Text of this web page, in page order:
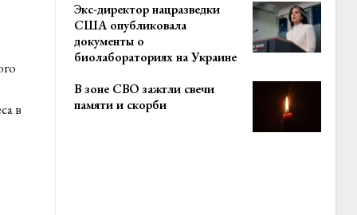
в
Экс-директор нацразведки
США опубликовала
документы о
биолабораториях на Украине
В зоне СВО зажгли свечи
памяти и скорби